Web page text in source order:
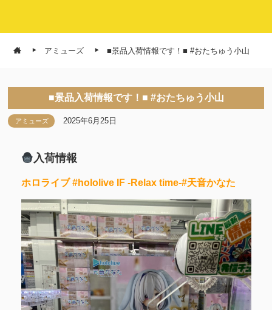
アミューズ ■景品入荷情報です！■ #おたちゅう小山
■景品入荷情報です！■ #おたちゅう小山
アミューズ 2025年6月25日
入荷情報
ホロライブ #hololive IF -Relax time-#天音かなた